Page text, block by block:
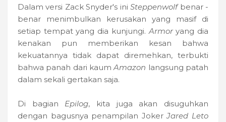
Dalam versi Zack Snyder's iniSteppenwolfbenar -
benar menimbulkan kerusakan yang masif di
setiap tempat yang dia kunjungi.Armoryang dia
kenakan pun memberikan kesan bahwa
kekuatannya tidak dapat diremehkan, terbukti
bahwa panah dari kaumAmazon langsung patah
dalam sekali gertakan saja.
Di bagian Epilog, kita juga akan disuguhkan
dengan bagusnya penampilan JokerJared Leto